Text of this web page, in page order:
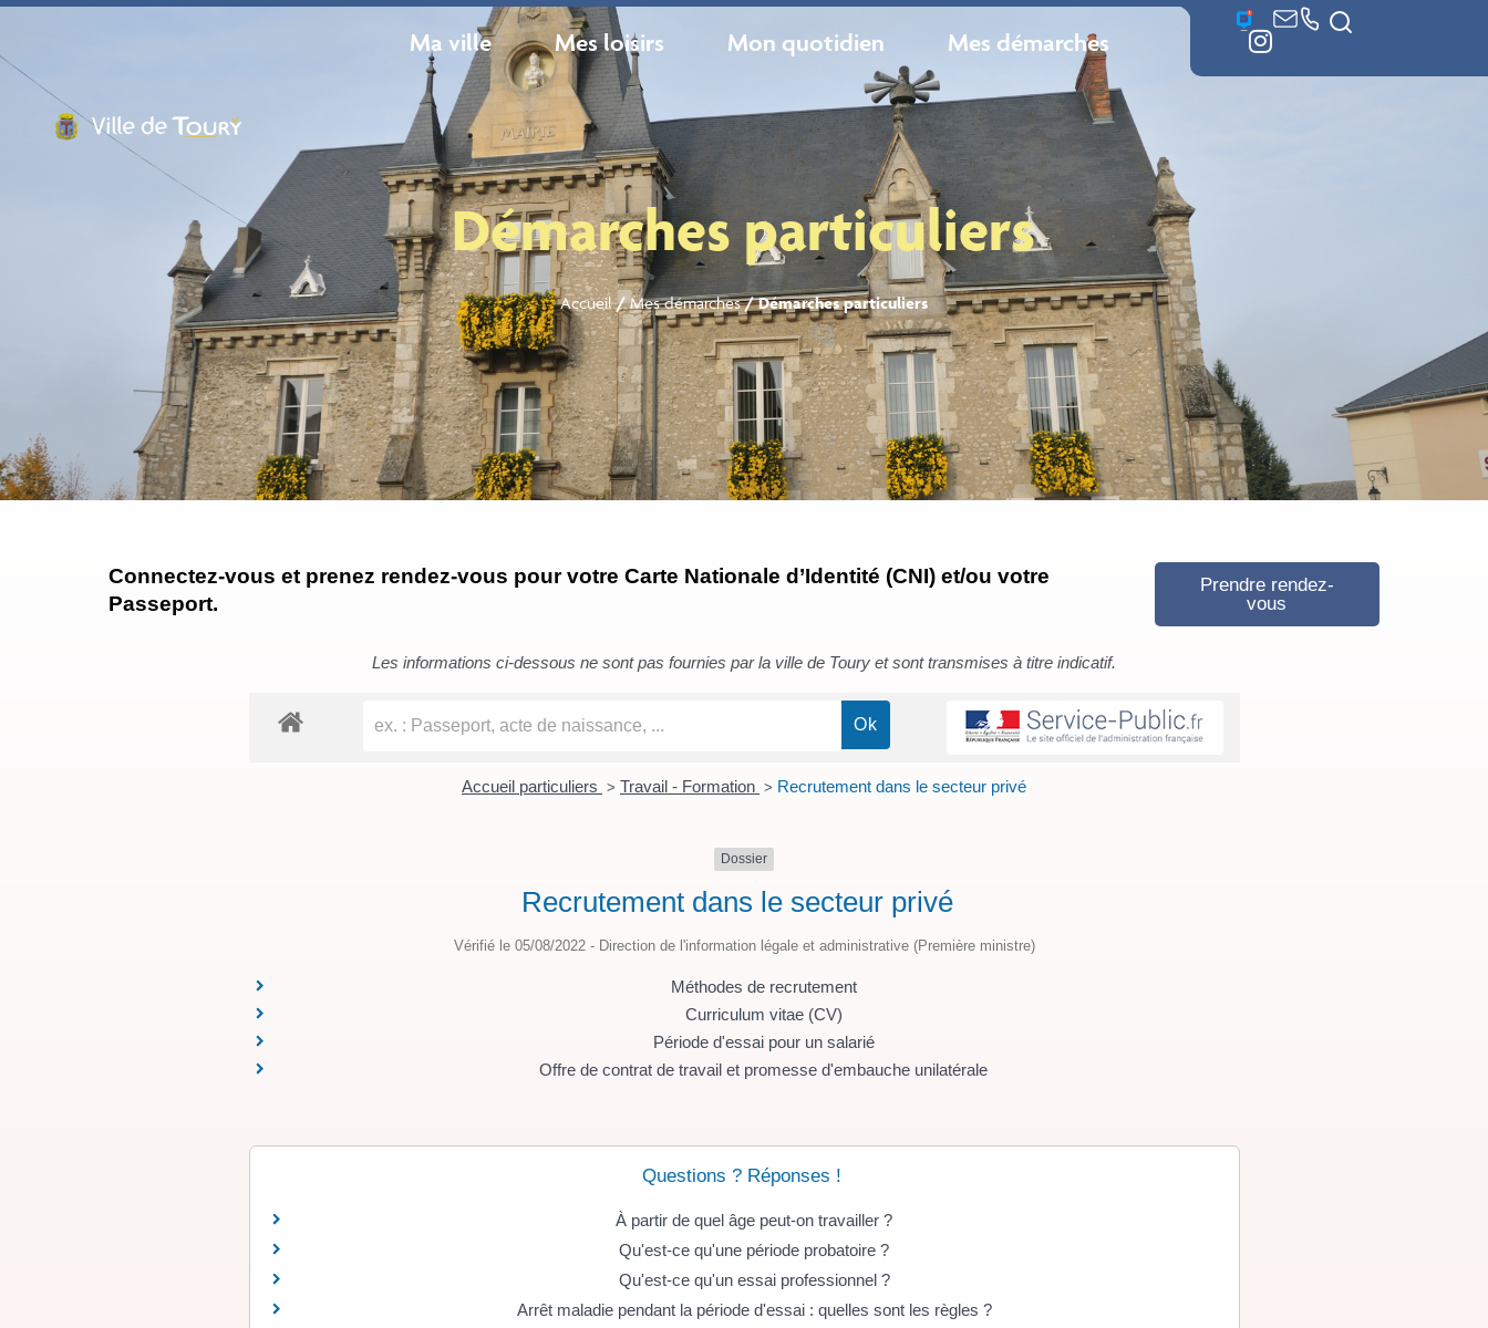
Ma ville Mes loisirs Mon quotidien Mes démarches
Démarches particuliers
Accueil/Mes démarches/Démarches particuliers
Connectez-vous et prenez rendez-vous pour votre Carte Nationale d’Identité (CNI) et/ou votre
Passeport.
Prendre rendez-
vous
Les informations ci-dessous ne sont pas fournies par la ville de Toury et sont transmises à titre indicatif.
Accueil particuliers > Travail - Formation > Recrutement dans le secteur privé
Dossier
Recrutement dans le secteur privé
Vérifié le 05/08/2022 - Direction de l'information légale et administrative (Première ministre)
Méthodes de recrutement
Curriculum vitae (CV)
Période d'essai pour un salarié
Offre de contrat de travail et promesse d'embauche unilatérale
Questions ? Réponses !
À partir de quel âge peut-on travailler ?
Qu'est-ce qu'une période probatoire ?
Qu'est-ce qu'un essai professionnel ?
Arrêt maladie pendant la période d'essai : quelles sont les règles ?